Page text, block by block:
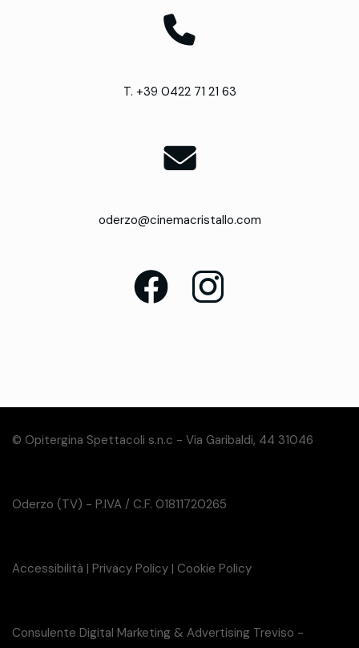
T. +39 0422 71 21 63
oderzo@cinemacristallo.com
© Opitergina Spettacoli s.n.c - Via Garibaldi, 44 31046
Oderzo (TV) - P.IVA / C.F. 01811720265
Accessibilità | Privacy Policy | Cookie Policy
Consulente Digital Marketing & Advertising Treviso -